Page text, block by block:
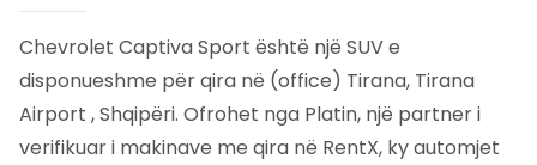
Chevrolet Captiva Sport është një SUV e
disponueshme për qira në (office) Tirana, Tirana
Airport , Shqipëri. Ofrohet nga Platin, një partner i
verifikuar i makinave me qira në RentX, ky automjet